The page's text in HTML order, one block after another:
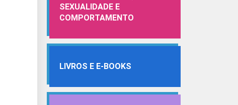
SEXUALIDADE E
COMPORTAMENTO
LIVROS E E-BOOKS